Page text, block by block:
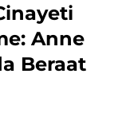
Anne
Beraat